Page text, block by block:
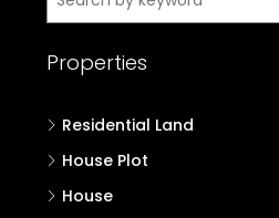
Properties
Residential Land
House Plot
House